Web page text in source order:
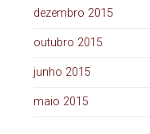
dezembro 2015
outubro 2015
junho 2015
maio 2015